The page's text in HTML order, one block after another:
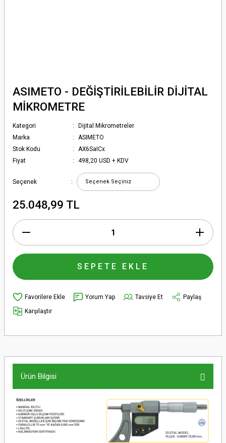
ASIMETO - DEĞİŞTİRİLEBİLİR DİJİTAL
MİKROMETRE
Kategori
Dijital Mikrometreler
Marka
ASIMETO
Stok Kodu
AX6SaICx
Fiyat
498,20 USD + KDV
Seçenek
25.048,99 TL
SEPETE EKLE
Yorum Yap Tavsiye Et
Paylaş
Karşılaştır
Ürün Bilgisi